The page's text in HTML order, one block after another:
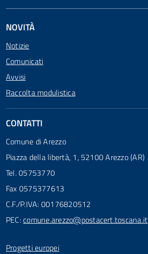
NOVITÀ
Notizie
Comunicati
Avvisi
Raccolta modulistica
CONTATTI
Comune di Arezzo
Piazza della libertà, 1, 52100 Arezzo (AR)
Tel. 05753770
Fax 0575377613
C.F./P.IVA: 00176820512
PEC:comune.arezzo@postacert.toscana.it
Progetti europei